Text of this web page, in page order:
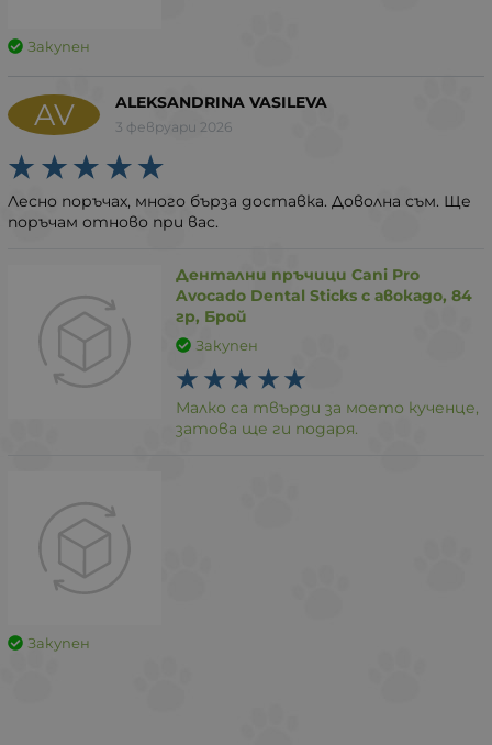
Закупен
AV ALEKSANDRINA VASILEVA
3 февруари 2026
Лесно поръчах, много бърза доставка. Доволна съм. Ще
поръчам отново при вас.
Дентални пръчици Cani Pro
Avocado Dental Sticks с авокадо, 84
гр, Брой
Закупен
Малко са твърди за моето кученце,
затова ще ги подаря.
Закупен